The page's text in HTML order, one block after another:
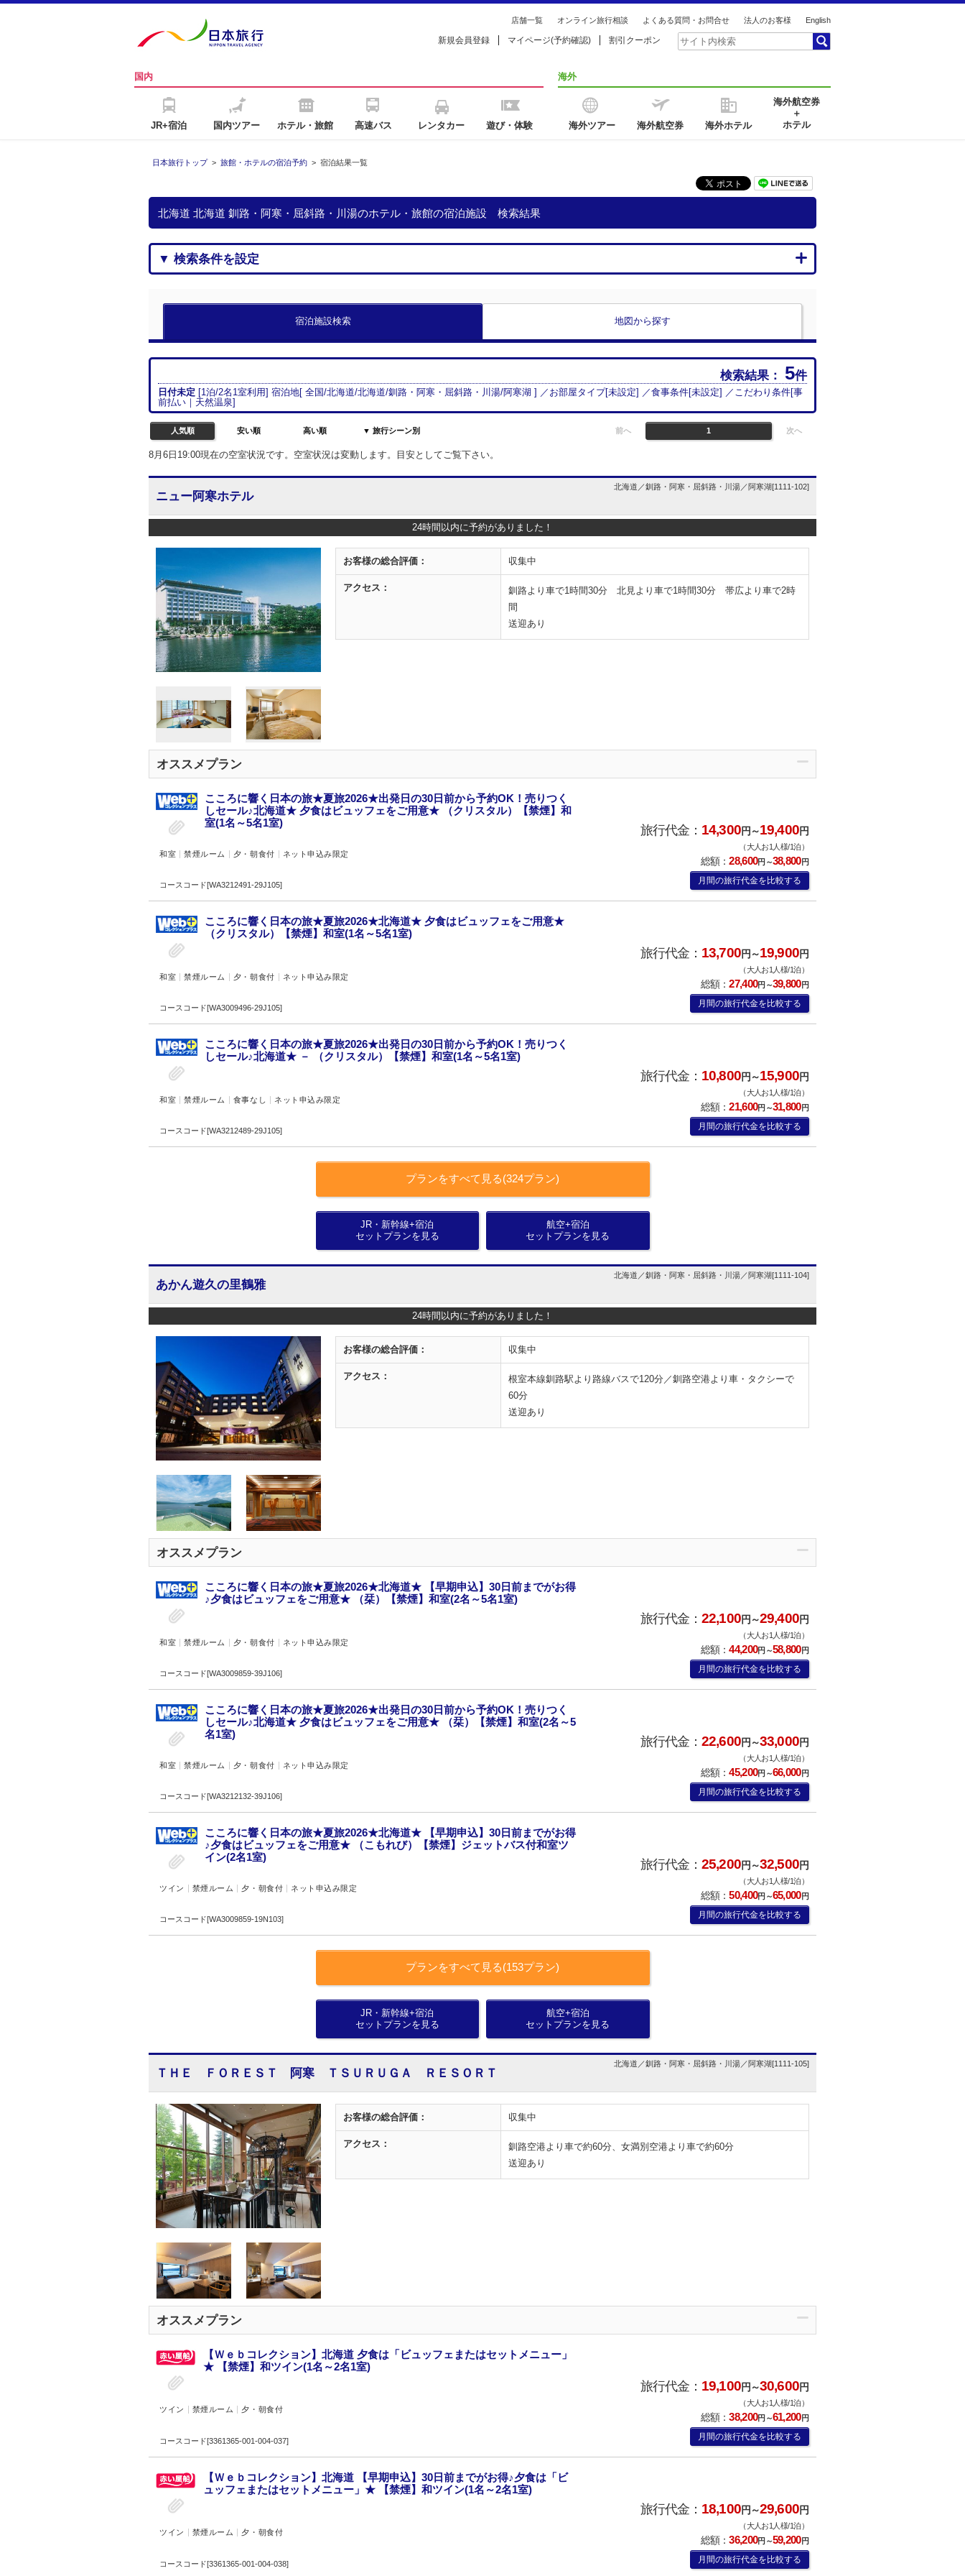
店舗一覧 オンライン旅行相談 よくある質問・お問合せ 法人のお客様 English
新規会員登録 マイページ(予約確認) 割引クーポン
国内
JR+宿泊 国内ツアー ホテル・旅館 高速バス レンタカー 遊び・体験
海外
海外ツアー 海外航空券 海外ホテル
海外航空券
＋
ホテル
日本旅行トップ > 旅館・ホテルの宿泊予約 > 宿泊結果一覧
北海道 北海道 釧路・阿寒・屈斜路・川湯のホテル・旅館の宿泊施設 検索結果
▼ 検索条件を設定
宿泊施設検索 地図から探す
検索結果： 5件
日付未定 [1泊/2名 1室利用] 宿泊地[ 全国/北海道/北海道/釧路・阿寒・屈斜路・川湯/阿寒湖 ] ／お部屋タイプ[未設定] ／食事条件[未設定] ／こだわり条件[事
前払い ｜ 天然温泉]
人気順 安い順 高い順 ▼ 旅行シーン別 前へ 1 次へ
8月6日19:00現在の空室状況です。空室状況は変動します。目安としてご覧下さい。
ニュー阿寒ホテル
北海道／釧路・阿寒・屈斜路・川湯／阿寒湖[1111-102]
24時間以内に予約がありました！
お客様の総合評価： 収集中
アクセス：
釧路より車で1時間30分 北見より車で1時間30分 帯広より車で2時
間
送迎あり
オススメプラン
こころに響く日本の旅★夏旅2026★出発日の30日前から予約OK！売りつく
しセール♪北海道★ 夕食はビュッフェをご用意★ （クリスタル）【禁煙】和
室(1名～5名1室)
和室 禁煙ルーム 夕・朝食付 ネット申込み限定
旅行代金： 14,300円～19,400円
（大人お1人様/1泊）
総額：28,600円～38,800円
コースコード[WA3212491-29J105] 月間の旅行代金を比較する
こころに響く日本の旅★夏旅2026★北海道★ 夕食はビュッフェをご用意★
（クリスタル）【禁煙】和室(1名～5名1室)
和室 禁煙ルーム 夕・朝食付 ネット申込み限定
旅行代金： 13,700円～19,900円
（大人お1人様/1泊）
総額：27,400円～39,800円
コースコード[WA3009496-29J105] 月間の旅行代金を比較する
こころに響く日本の旅★夏旅2026★出発日の30日前から予約OK！売りつく
しセール♪北海道★ － （クリスタル）【禁煙】和室(1名～5名1室)
和室 禁煙ルーム 食事なし ネット申込み限定
旅行代金： 10,800円～15,900円
（大人お1人様/1泊）
総額：21,600円～31,800円
コースコード[WA3212489-29J105] 月間の旅行代金を比較する
プランをすべて見る(324プラン)
JR・新幹線+宿泊
セットプランを見る
航空+宿泊
セットプランを見る
あかん遊久の里鶴雅
北海道／釧路・阿寒・屈斜路・川湯／阿寒湖[1111-104]
24時間以内に予約がありました！
お客様の総合評価： 収集中
アクセス：
根室本線釧路駅より路線バスで120分／釧路空港より車・タクシーで
60分
送迎あり
オススメプラン
こころに響く日本の旅★夏旅2026★北海道★ 【早期申込】30日前までがお得
♪夕食はビュッフェをご用意★ （栞）【禁煙】和室(2名～5名1室)
和室 禁煙ルーム 夕・朝食付 ネット申込み限定
旅行代金：22,100円～29,400円
（大人お1人様/1泊）
総額：44,200円～58,800円
コースコード[WA3009859-39J106] 月間の旅行代金を比較する
こころに響く日本の旅★夏旅2026★出発日の30日前から予約OK！売りつく
しセール♪北海道★ 夕食はビュッフェをご用意★ （栞）【禁煙】和室(2名～5
名1室)
和室 禁煙ルーム 夕・朝食付 ネット申込み限定
旅行代金：22,600円～33,000円
（大人お1人様/1泊）
総額：45,200円～66,000円
コースコード[WA3212132-39J106] 月間の旅行代金を比較する
こころに響く日本の旅★夏旅2026★北海道★ 【早期申込】30日前までがお得
♪夕食はビュッフェをご用意★ （こもれび）【禁煙】ジェットバス付和室ツ
イン(2名1室)
ツイン 禁煙ルーム 夕・朝食付 ネット申込み限定
旅行代金：25,200円～32,500円
（大人お1人様/1泊）
総額：50,400円～65,000円
コースコード[WA3009859-19N103] 月間の旅行代金を比較する
プランをすべて見る(153プラン)
JR・新幹線+宿泊
セットプランを見る
航空+宿泊
セットプランを見る
ＴＨＥ ＦＯＲＥＳＴ 阿寒 ＴＳＵＲＵＧＡ ＲＥＳＯＲＴ
北海道／釧路・阿寒・屈斜路・川湯／阿寒湖[1111-105]
お客様の総合評価： 収集中
アクセス：
釧路空港より車で約60分、女満別空港より車で約60分
送迎あり
オススメプラン
【Ｗｅｂコレクション】北海道 夕食は「ビュッフェまたはセットメニュー」
★ 【禁煙】和ツイン(1名～2名1室)
ツイン 禁煙ルーム 夕・朝食付
旅行代金： 19,100円～30,600円
（大人お1人様/1泊）
総額：38,200円～61,200円
コースコード[3361365-001-004-037] 月間の旅行代金を比較する
【Ｗｅｂコレクション】北海道 【早期申込】30日前までがお得♪夕食は「ビ
ュッフェまたはセットメニュー」★ 【禁煙】和ツイン(1名～2名1室)
ツイン 禁煙ルーム 夕・朝食付
旅行代金： 18,100円～29,600円
（大人お1人様/1泊）
総額：36,200円～59,200円
コースコード[3361365-001-004-038] 月間の旅行代金を比較する